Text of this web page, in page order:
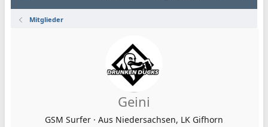
Mitglieder
Geini
GSM Surfer · Aus Niedersachsen, LK Gifhorn